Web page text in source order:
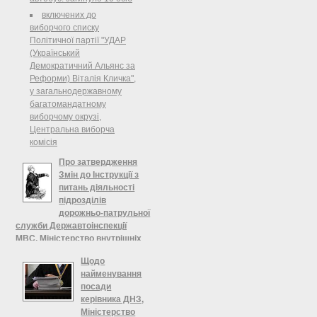
включених до
виборчого списку
Політичної партії "УДАР
(Український
Демократичний Альянс за
Реформи) Віталія Кличка",
у загальнодержавному
багатомандатному
виборчому окрузі,
Центральна виборча
комісія
Про затвердження
Змін до Інструкції з
питань діяльності
підрозділів
дорожньо-патрульної
служби Державтоінспекції
МВС, Міністерство внутрішніх
Зареєстровано в Міністерстві
юстиції України 28 листопада 2012
р. за № 1992/22304 Про
затвердження Змін до Інструкції з
Щодо
найменування
посади
керівника ДНЗ,
Міністерство